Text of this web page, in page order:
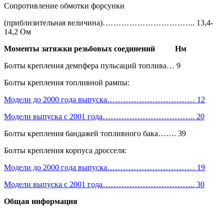
Сопротивление обмотки форсунки
(приблизительная величина)…………………………….. 13,4-
14,2 Ом
Моменты затяжки резьбовых соединений Нм
Болты крепления демпфера пульсаций топлива… 9
Болты крепления топливной рампы:
Модели до 2000 года выпуска…………………………… 12
Модели выпуска с 2001 года…………………………….. 20
Болты крепления бандажей топливного бака……. 39
Болты крепления корпуса дросселя:
Модели до 2000 года выпуска…………………………… 19
Модели выпуска с 2001 года…………………………….. 30
Общая информация